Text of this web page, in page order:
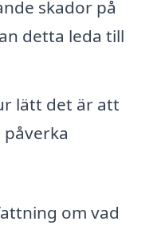
skador på
detta leda till
lätt det är att
om vad